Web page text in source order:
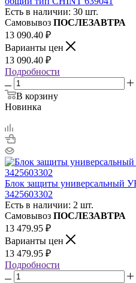
Есть в наличии: 30 шт.
Самовывоз ПОСЛЕЗАВТРА
13 090.40 ₽
Варианты цен
13 090.40 ₽
Подробности
В корзину
Новинка
Блок защиты универсальный
3425603302
Есть в наличии: 2 шт.
Самовывоз ПОСЛЕЗАВТРА
13 479.95 ₽
Варианты цен
13 479.95 ₽
Подробности